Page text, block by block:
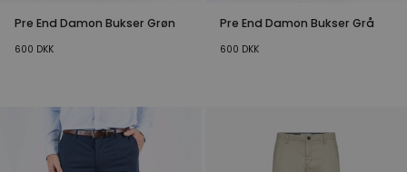
Pre End Damon Bukser Grøn
600 DKK
Pre End Damon Bukser Grå
600 DKK